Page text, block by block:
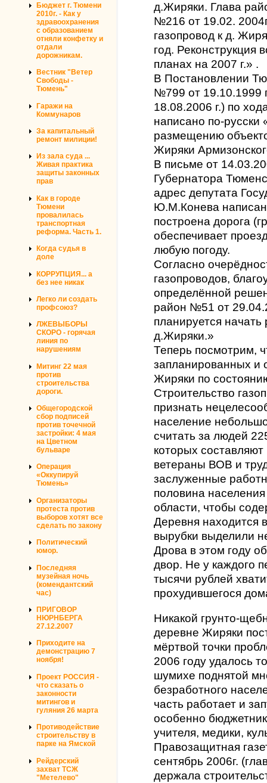
Бюджет г. Тюмени
2010г. - Как у
здравоохранения
с образованием
отняли конфетку и
отдали
дорожникам.
Вестник "Ветер
Свободы -
Тюмень"
Гаражи на
Коммунаров
За капитальный
ремонт милиции!
Из зала суда ...
Живая практика
защиты законных
прав
Как в городе
Тюмени
провалилась
транспортная
реформа. Часть 1.
Когда судья в
доле
КОРРУПЦИЯ... а
без нее никак
Легко ли создать
профсоюз?
ЛЖЕВЫБОРЫ
СКОРО - горячая
линия по
нарушениям
Митинг 22 мая
против
строительства
дороги.
Общегородской
сбор подписей
против точечной
застройки: 4 мая
на Цветном
бульваре
Операция
«Оккупируй
Тюмень»
Организаторы
протеста против
выборов хотят все
сделать по закону
Политический
юмор.
Последняя
музейная ночь
(комендантский
час)
ПРИГОВОР
НЮРНБЕРГА
27.12.2007
Приходите на
демонстрацию 7
ноября!
Проект РОССИЯ -
что сказать о
законности
митингов и
гуляния 26 марта
Противодействие
строительству в
парке на Ямской
Рейдерский
захват ТСЖ
"Метелево"
д.Жиряки. Глава
№216 от 19.02.
газопровод к д.
год. Реконструкция
планах на 2007 г.» .
В Постановлении
№799 от 19.10.1999
18.08.2006 г.) по
написано по-русски
размещению
Жиряки
В письме от
Губернатора
адрес депутата
Ю.М.Конева
построена дорога
обеспечивает
любую погоду.
Согласно
газопроводов,
определённой
район №51 от
планируется начать
д.Жиряки.»
Теперь посмотрим,
запланированных и
Жиряки по
Строительство
признать
население
считать за людей
которых
ветераны ВОВ и
заслуженные
половина
области, чтобы
Деревня находится
вырубки выделили
Дрова в этом году
двор. Не у каждого
тысячи рублей
прохудившегося
Никакой грунто-
деревне Жиряки
мёртвой точки
2006 году удалось
шумихе поднятой
безработного
часть работает и
особенно
учителя, медики,
Правозащитная
сентябрь 2006г.
держала